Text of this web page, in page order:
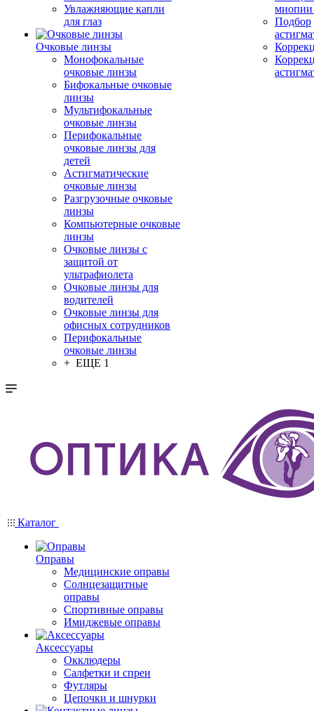
Увлажняющие капли
для глаз
Очковые линзы
Монофокальные
очковые линзы
Бифокальные очковые
линзы
Мультифокальные
очковые линзы
Перифокальные
очковые линзы для
детей
Астигматические
очковые линзы
Разгрузочные очковые
линзы
Компьютерные очковые
линзы
Очковые линзы с
защитой от
ультрафиолета
Очковые линзы для
водителей
Очковые линзы для
офисных сотрудников
Перифокальные
очковые линзы
+ ЕЩЕ 1
миопии
Подбор
Каталог
Оправы
Медицинские оправы
Солнцезащитные
оправы
Спортивные оправы
Имиджевые оправы
Аксессуары
Окклюдеры
Салфетки и спреи
Футляры
Цепочки и шнурки